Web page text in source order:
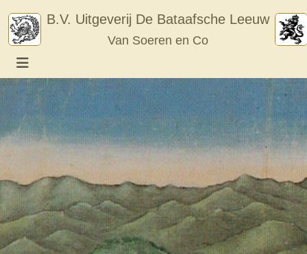
content
B.V. Uitgeverij De Bataafsche Leeuw
Van Soeren en Co